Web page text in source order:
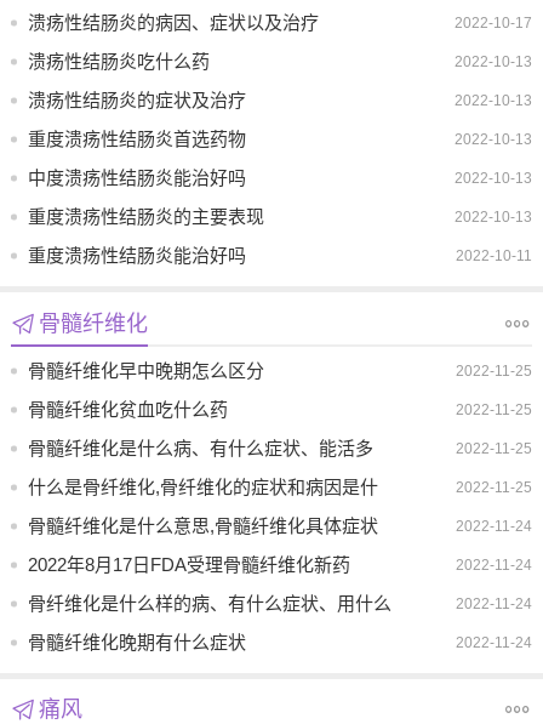
2022-10-17
溃疡性结肠炎的病因、症状以及治疗
2022-10-13
溃疡性结肠炎吃什么药
2022-10-13
溃疡性结肠炎的症状及治疗
2022-10-13
重度溃疡性结肠炎首选药物
2022-10-13
中度溃疡性结肠炎能治好吗
2022-10-13
重度溃疡性结肠炎的主要表现
2022-10-11
重度溃疡性结肠炎能治好吗
骨髓纤维化
2022-11-25
骨髓纤维化早中晚期怎么区分
2022-11-25
骨髓纤维化贫血吃什么药
2022-11-25
骨髓纤维化是什么病、有什么症状、能活多
久、能不能治好
2022-11-25
什么是骨纤维化,骨纤维化的症状和病因是什
么、并发症有哪些
2022-11-24
骨髓纤维化是什么意思,骨髓纤维化具体症状
有哪些
2022-11-24
2022年8月17日FDA受理骨髓纤维化新药
Momelotinib(莫洛替尼)上市申请
2022-11-24
骨纤维化是什么样的病、有什么症状、用什么
药
2022-11-24
骨髓纤维化晚期有什么症状
痛风